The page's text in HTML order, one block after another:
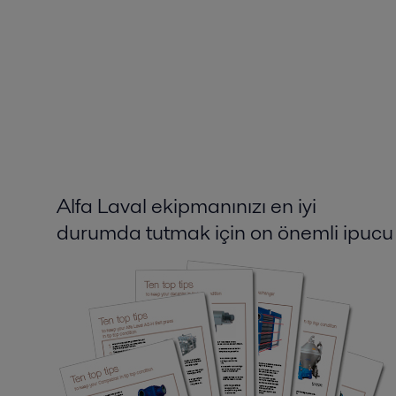
Alfa Laval ekipmanınızı en iyi
durumda tutmak için on önemli ipucu